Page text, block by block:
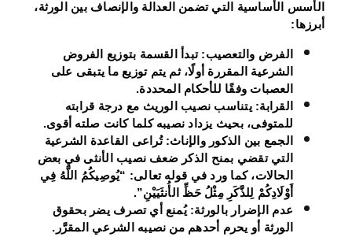
الأسس الأساسية التي تضمن العدالة والإنصاف بين الورثة،
أبرزها:
الفرض والتعصيب: تبدأ القسمة بتوزيع الفروض
الشرعية المقررة أولًا، ثم يتم توزيع ما يتبقى على
العصبات وفقًا للأحكام المحددة.
القرابة: يتناسب نصيب الوريث مع درجة قرابته
للمتوفى، بحيث يزداد نصيبه كلما كانت صلته أقوى.
الجمع بين الذكور والإناث: تُراعى القاعدة الشرعية
التي تقضي بمنح الذكر ضعف نصيب الأنثى في بعض
الحالات، كما ورد في قوله تعالى: “يُوصِيكُمُ اللَّهُ فِي
أَوْلَادِكُمْ لِلذَّكَرِ مِثْلُ حَظِّ الأُنثَيَيْنِ”.
عدم الإضرار بالورثة: يُمنع أي تصرف يضر بحقوق
الورثة أو يحرم أحدهم من نصيبه الشرعي المقرَّر.